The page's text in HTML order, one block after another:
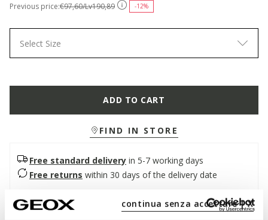
continua senza accettare | X
Previous price:€97,60/Lv190,89 -12%
Select Size
ADD TO CART
FIND IN STORE
Free standard delivery in 5-7 working days
Free returns within 30 days of the delivery date
Description